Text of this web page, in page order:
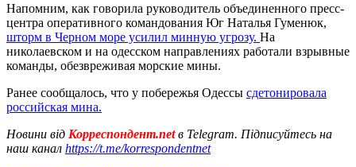
Напомним, как говорила руководитель объединенного пресс-
центра оперативного командования Юг Наталья Гуменюк,
шторм в Черном море усилил минную угрозу. На
николаевском и на одесском направлениях работали взрывные
команды, обезвреживая морские мины.
Ранее сообщалось, что у побережья Одессы сдетонировала
российская мина.
Новини від Корреспондент.netв Telegram. Підписуйтесь на
наш канал https://t.me/korrespondentnet